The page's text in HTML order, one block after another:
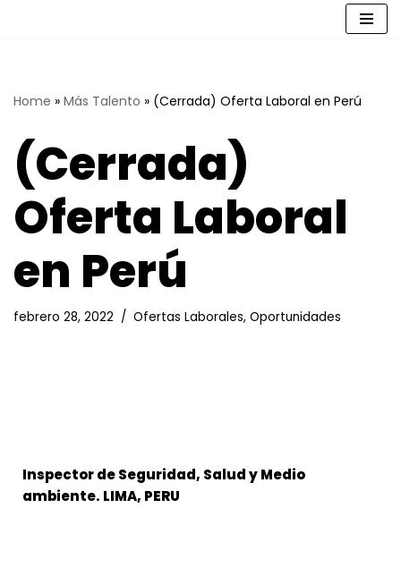
Home » Más Talento » (Cerrada) Oferta Laboral en Perú
(Cerrada)
Oferta Laboral
en Perú
febrero 28, 2022 Ofertas Laborales, Oportunidades
Inspector de Seguridad, Salud y Medio
ambiente. LIMA, PERU